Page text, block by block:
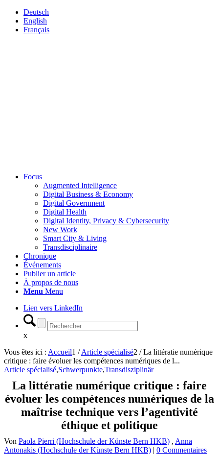
Deutsch
English
Français
Focus
Augmented Intelligence
Digital Business & Economy
Digital Government
Digital Health
Digital Identity, Privacy & Cybersecurity
New Work
Smart City & Living
Transdisciplinaire
Chronique
Événements
Publier un article
À propos de nous
Menu Menu
Lien vers LinkedIn
x
Vous êtes ici : Accueil1 / Article spécialisé2 / La littératie numérique
critique : faire évoluer les compétences numériques de l...
Article spécialisé,Schwerpunkte,Transdisziplinär
La littératie numérique critique : faire
évoluer les compétences numériques de la
maîtrise technique vers l’agentivité
éthique et politique
Von Paola Pierri (Hochschule der Künste Bern HKB) , Anna
Antonakis (Hochschule der Künste Bern HKB) | 0 Commentaires